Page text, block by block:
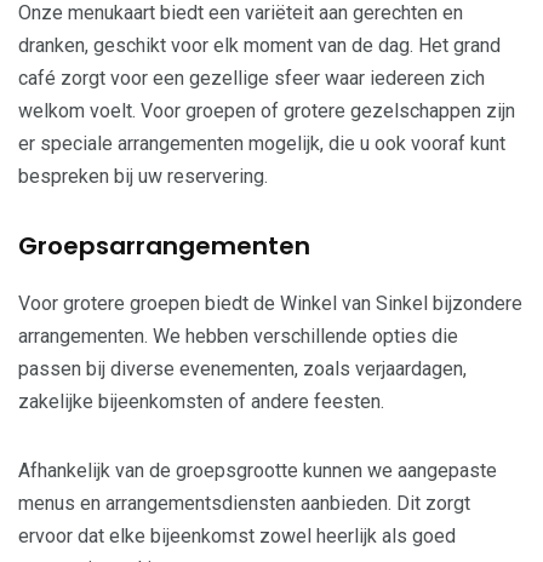
Onze menukaart biedt een variëteit aan gerechten en
dranken, geschikt voor elk moment van de dag. Het grand
café zorgt voor een gezellige sfeer waar iedereen zich
welkom voelt. Voor groepen of grotere gezelschappen zijn
er speciale arrangementen mogelijk, die u ook vooraf kunt
bespreken bij uw reservering.
Groepsarrangementen
Voor grotere groepen biedt de Winkel van Sinkel bijzondere
arrangementen. We hebben verschillende opties die
passen bij diverse evenementen, zoals verjaardagen,
zakelijke bijeenkomsten of andere feesten.
Afhankelijk van de groepsgrootte kunnen we aangepaste
menus en arrangementsdiensten aanbieden. Dit zorgt
ervoor dat elke bijeenkomst zowel heerlijk als goed